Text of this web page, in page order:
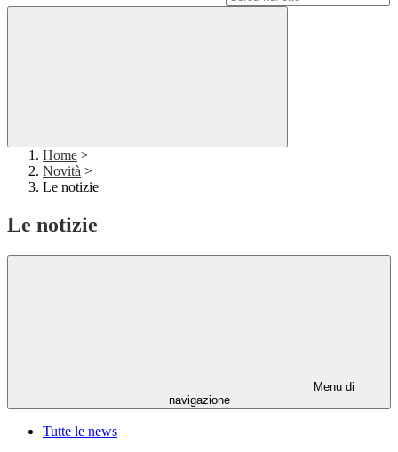
Home >
Novità >
Le notizie
Le notizie
Menu di
navigazione
Tutte le news